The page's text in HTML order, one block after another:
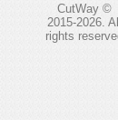
CutWay ©
2015-2026.
rights